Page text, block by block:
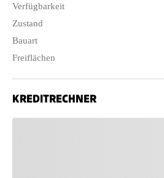
Verfügbarkeit
Zustand
Bauart
Freiflächen
KREDITRECHNER